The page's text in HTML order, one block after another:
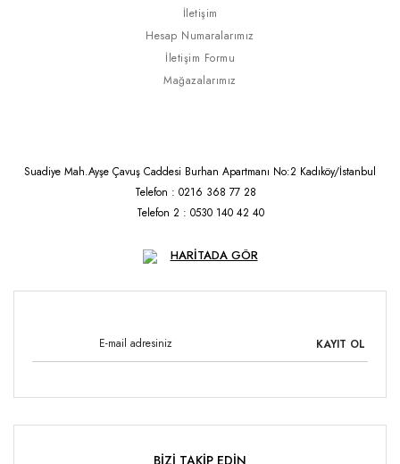
İletişim
Hesap Numaralarımız
İletişim Formu
Mağazalarımız
Suadiye Mah.Ayşe Çavuş Caddesi Burhan Apartmanı No:2 Kadıköy/İstanbul
Telefon : 0216 368 77 28
Telefon 2 : 0530 140 42 40
HARİTADA GÖR
KAYIT OL